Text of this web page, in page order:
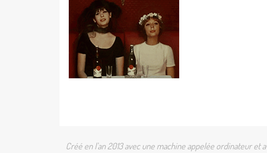
Créé en l'an 2013 avec une machine appelée ordinateur